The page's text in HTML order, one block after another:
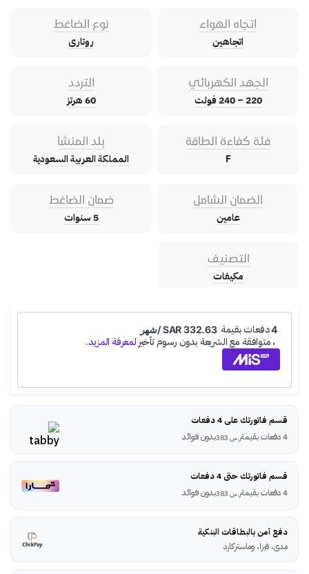
اتجاه الهواء
اتجاهين
نوع الضاغط
روتارى
الجهد الكهربائي
220 – 240 فولت
التردد
60 هرتز
فئة كفاءة الطاقة
F
بلد المنشأ
المملكة العربية السعودية
الضمان الشامل
عامين
ضمان الضاغط
5 سنوات
التصنيف
مكيفات
قسم فاتورتك على 4 دفعات
4 دفعات بقيمة
ر.س بدون فوائد
قسم فاتورتك حتى 4 دفعات
4 دفعات بقيمة
ر.س بدون فوائد
دفع آمن بالبطاقات البنكية
مدى، فيزا، وماستركارد